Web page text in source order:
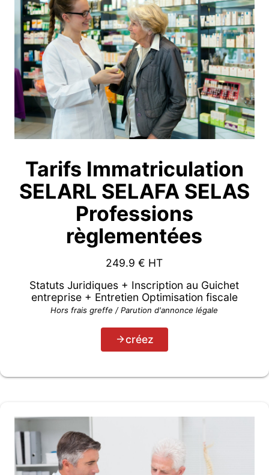
Tarifs Immatriculation
SELARL SELAFA SELAS
Professions
règlementées
249.9 € HT
Statuts Juridiques + Inscription au Guichet
entreprise + Entretien Optimisation fiscale
Hors frais greffe / Parution d'annonce légale
créez